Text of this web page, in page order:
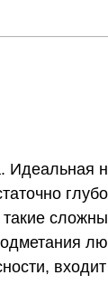
Идеальная